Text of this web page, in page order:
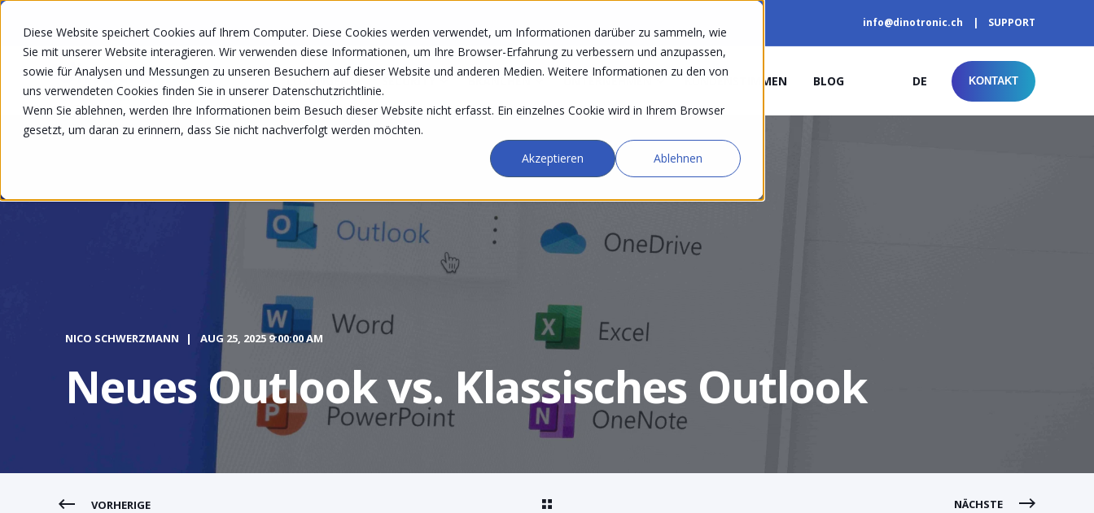
Diese Website speichert Cookies auf Ihrem Computer. Diese Cookies werden verwendet, um Informationen darüber zu sammeln, wie
Sie mit unserer Website interagieren. Wir verwenden diese Informationen, um Ihre Browser-Erfahrung zu verbessern und anzupassen,
sowie für Analysen und Messungen zu unseren Besuchern auf dieser Website und anderen Medien. Weitere Informationen zu den von
uns verwendeten Cookies finden Sie in unserer Datenschutzrichtlinie.
Wenn Sie ablehnen, werden Ihre Informationen beim Besuch dieser Website nicht erfasst. Ein einzelnes Cookie wird in Ihrem Browser
gesetzt, um daran zu erinnern, dass Sie nicht nachverfolgt werden möchten.
Akzeptieren
Ablehnen
info@dinotronic.ch SUPPORT
LÖSUNGEN SECURITY BRANCHEN UNTERNEHMEN KUNDENSTIMMEN BLOG DE KONTAKT
NICO SCHWERZMANN AUG 25, 2025 9:00:00 AM
Neues Outlook vs. Klassisches Outlook
VORHERIGE NÄCHSTE